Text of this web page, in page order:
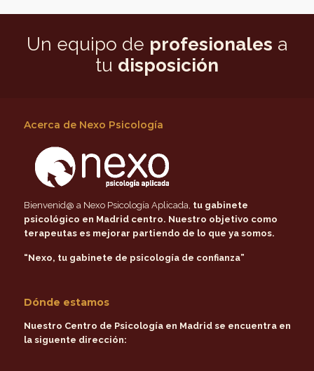
Un equipo de profesionales a
tu disposición
Acerca de Nexo Psicología
Bienvenid@ a Nexo Psicología Aplicada, tu gabinete
psicológico en Madrid centro. Nuestro objetivo como
terapeutas es mejorar partiendo de lo que ya somos.
“Nexo, tu gabinete de psicología de confianza”
Dónde estamos
Nuestro Centro de Psicología en Madrid se encuentra en
la siguente dirección: